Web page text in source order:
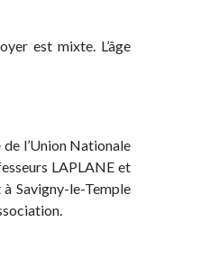
est mixte. L’âge
l’Union Nationale
LAPLANE et
Savigny-le-Temple